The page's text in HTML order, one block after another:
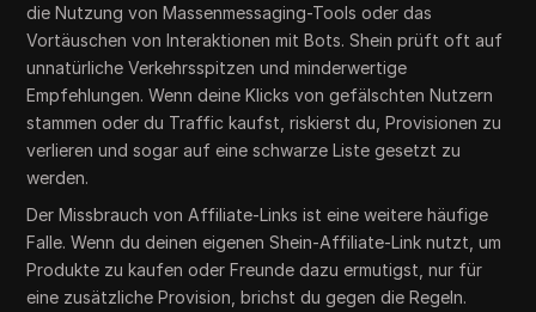
die Nutzung von Massenmessaging-Tools oder das
Vortäuschen von Interaktionen mit Bots. Shein prüft oft auf
unnatürliche Verkehrsspitzen und minderwertige
Empfehlungen. Wenn deine Klicks von gefälschten Nutzern
stammen oder du Traffic kaufst, riskierst du, Provisionen zu
verlieren und sogar auf eine schwarze Liste gesetzt zu
werden.
Der Missbrauch von Affiliate-Links ist eine weitere häufige
Falle. Wenn du deinen eigenen Shein-Affiliate-Link nutzt, um
Produkte zu kaufen oder Freunde dazu ermutigst, nur für
eine zusätzliche Provision, brichst du gegen die Regeln.